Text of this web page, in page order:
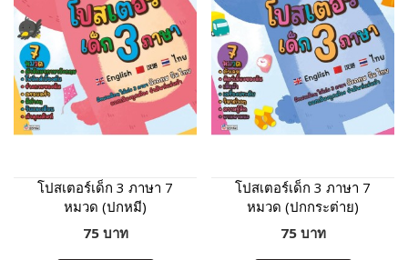
โปสเตอร์เด็ก 3 ภาษา 7
หมวด (ปกหมี)
75 บาท
โปสเตอร์เด็ก 3 ภาษา 7
หมวด (ปกกระต่าย)
75 บาท